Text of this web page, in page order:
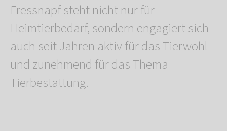
Fressnapf steht nicht nur für
Heimtierbedarf, sondern engagiert sich
auch seit Jahren aktiv für das Tierwohl –
und zunehmend für das Thema
Tierbestattung.